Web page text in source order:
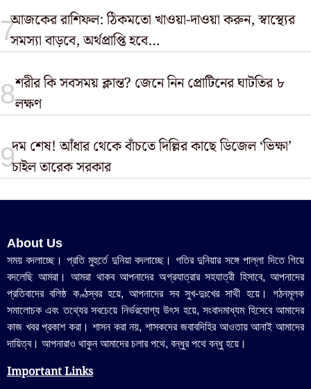
আজকের রাশিফল: ঠিকমতো খাওয়া-দাওয়া করুন, স্বাস্থ্যের
সমস্যা বাড়বে, অর্থপ্রাপ্তি হবে…
শরীর কি সবসময় ক্লান্ত? জেনে নিন প্রোটিনের ঘাটতির ৮
লক্ষণ
দম শেষ! আঁধার থেকে বাঁচতে দিল্লির কাছে ডিজেল ‘ভিক্ষা’
চাইল তারেক সরকার
About Us
সময় বদলাচ্ছে। প্রতি মুহুর্তে দুনিয়া বদলাচ্ছে। গতির দুনিয়ার সঙ্গে পাল্লা দিতে গিয়ে
বদলেছি আমরা। আমরা থাকব আপনাদের অগ্রযাত্রার সহযাত্রী হিসাবে, আপনাদের
প্রতিবাদের বলিষ্ঠ কণ্ঠস্বর হয়ে, আপনাদের সব সুখ-দুঃখের সাথী হয়ে। গঠনমূলক
সমালোচক এবং তথ্যের সবচেয়ে নির্ভরযোগ্য উ‍ৎস হয়ে, সংবাদমাধ্যম হিসেবে আমাদের
কাজ খবর প্রকাশ করা। শাসন করা নয়, শাসকদের জবাবদিহির আওতায় আনাই আমাদের
দায়িত্ব। আপনারাও থাকুন আমাদের চলার পথে, বন্ধুর পথে বন্ধু হয়ে।
Important Links